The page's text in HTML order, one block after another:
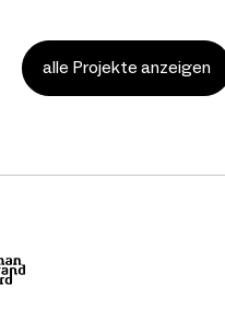
alle Projekte anzeigen